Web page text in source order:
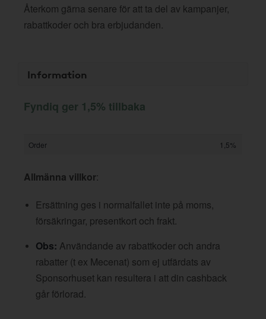
Återkom gärna senare för att ta del av kampanjer,
rabattkoder och bra erbjudanden.
Information
Fyndiq ger 1,5% tillbaka
Order 1,5%
Allmänna villkor:
Ersättning ges i normalfallet inte på moms,
försäkringar, presentkort och frakt.
Obs: Användande av rabattkoder och andra
rabatter (t ex Mecenat) som ej utfärdats av
Sponsorhuset kan resultera i att din cashback
går förlorad.